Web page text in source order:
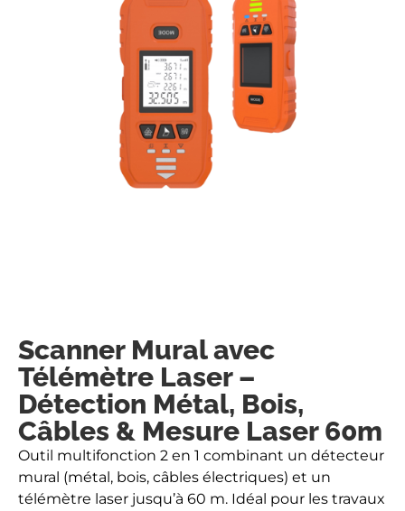
Scanner Mural avec
Télémètre Laser –
Détection Métal, Bois,
Câbles & Mesure Laser 60m
Outil multifonction 2 en 1 combinant un détecteur
mural (métal, bois, câbles électriques) et un
télémètre laser jusqu’à 60 m. Idéal pour les travaux